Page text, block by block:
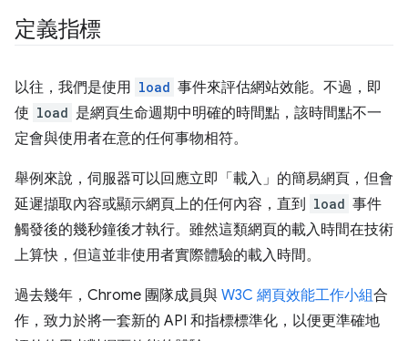
定義指標
以往，我們是使用 load 事件來評估網站效能。不過，即
使 load 是網頁生命週期中明確的時間點，該時間點不一
定會與使用者在意的任何事物相符。
舉例來說，伺服器可以回應立即「載入」的簡易網頁，但會
延遲擷取內容或顯示網頁上的任何內容，直到 load 事件
觸發後的幾秒鐘後才執行。雖然這類網頁的載入時間在技術
上算快，但這並非使用者實際體驗的載入時間。
過去幾年，Chrome 團隊成員與 W3C 網頁效能工作小組合
作，致力於將一套新的 API 和指標標準化，以便更準確地